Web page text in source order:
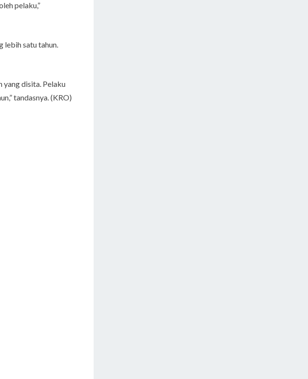
pelaku,”
lebih satu tahun.
yang disita. Pelaku
tandasnya. (KRO)